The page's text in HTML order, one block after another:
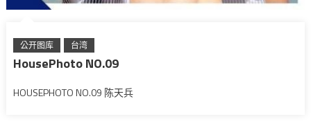
公开图库 台湾
HousePhoto NO.09
HOUSEPHOTO NO.09 陈天兵